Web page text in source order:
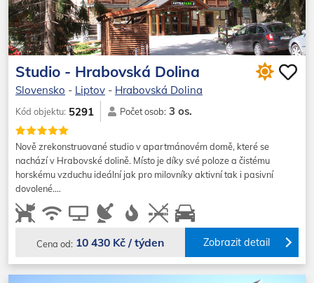
Studio - Hrabovská Dolina
Slovensko - Liptov - Hrabovská Dolina
Kód objektu: 5291 Počet osob: 3 os.
Nově zrekonstruované studio v apartmánovém domě, které se
nachází v Hrabovské dolině. Místo je díky své poloze a čistému
horskému vzduchu ideální jak pro milovníky aktivní tak i pasivní
dovolené.…
Cena od: 10 430 Kč / týden Zobrazit detail